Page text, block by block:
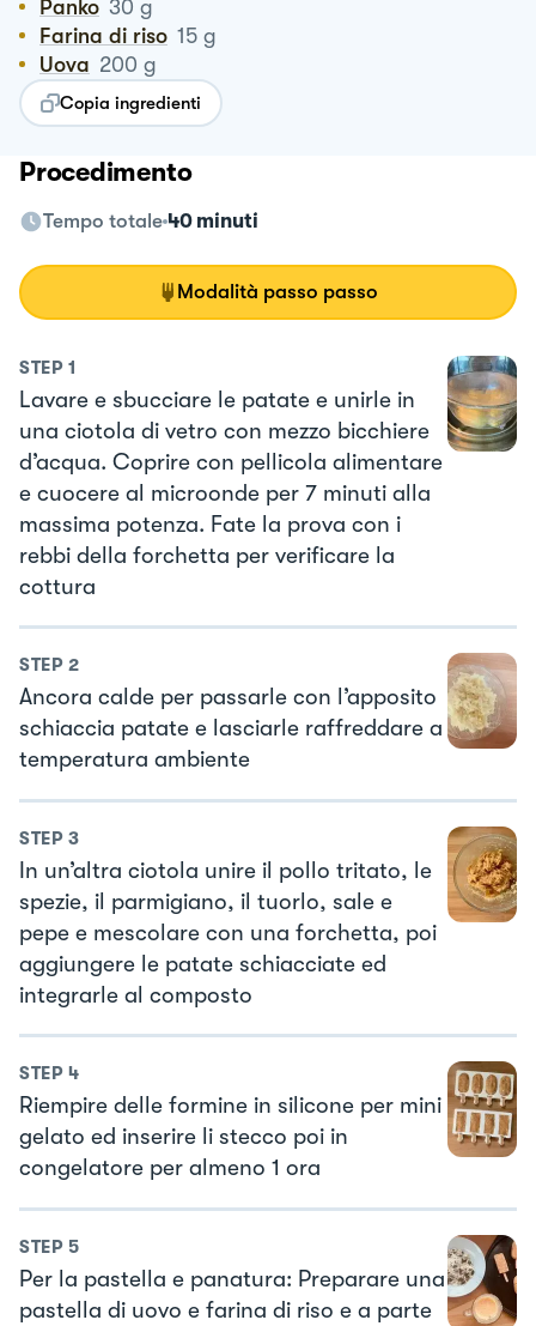
Panko 30 g
Farina di riso 15 g
Uova 200 g
Copia ingredienti
Procedimento
Tempo totale 40 minuti
Modalità passo passo
STEP 1
Lavare e sbucciare le patate e unirle in
una ciotola di vetro con mezzo bicchiere
d’acqua. Coprire con pellicola alimentare
e cuocere al microonde per 7 minuti alla
massima potenza. Fate la prova con i
rebbi della forchetta per verificare la
cottura
STEP 2
Ancora calde per passarle con l’apposito
schiaccia patate e lasciarle raffreddare a
temperatura ambiente
STEP 3
In un’altra ciotola unire il pollo tritato, le
spezie, il parmigiano, il tuorlo, sale e
pepe e mescolare con una forchetta, poi
aggiungere le patate schiacciate ed
integrarle al composto
STEP 4
Riempire delle formine in silicone per mini
gelato ed inserire li stecco poi in
congelatore per almeno 1 ora
STEP 5
Per la pastella e panatura: Preparare una
pastella di uovo e farina di riso e a parte